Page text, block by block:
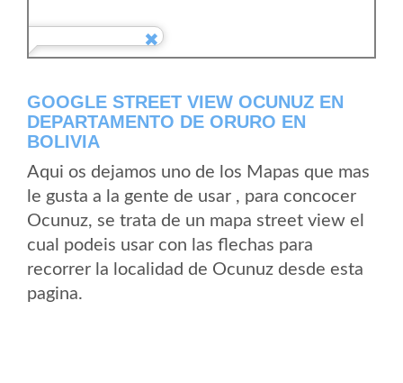
GOOGLE STREET VIEW OCUNUZ EN
DEPARTAMENTO DE ORURO EN
BOLIVIA
Aqui os dejamos uno de los Mapas que mas
le gusta a la gente de usar , para concocer
Ocunuz, se trata de un mapa street view el
cual podeis usar con las flechas para
recorrer la localidad de Ocunuz desde esta
pagina.